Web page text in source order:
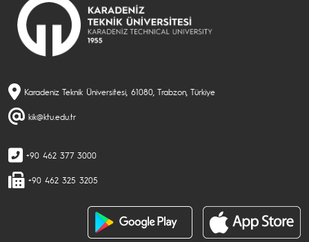
Karadeniz Teknik Üniversitesi, 61080, Trabzon, Türkiye
kik@ktu.edu.tr
+90 462 377 3000
+90 462 325 3205